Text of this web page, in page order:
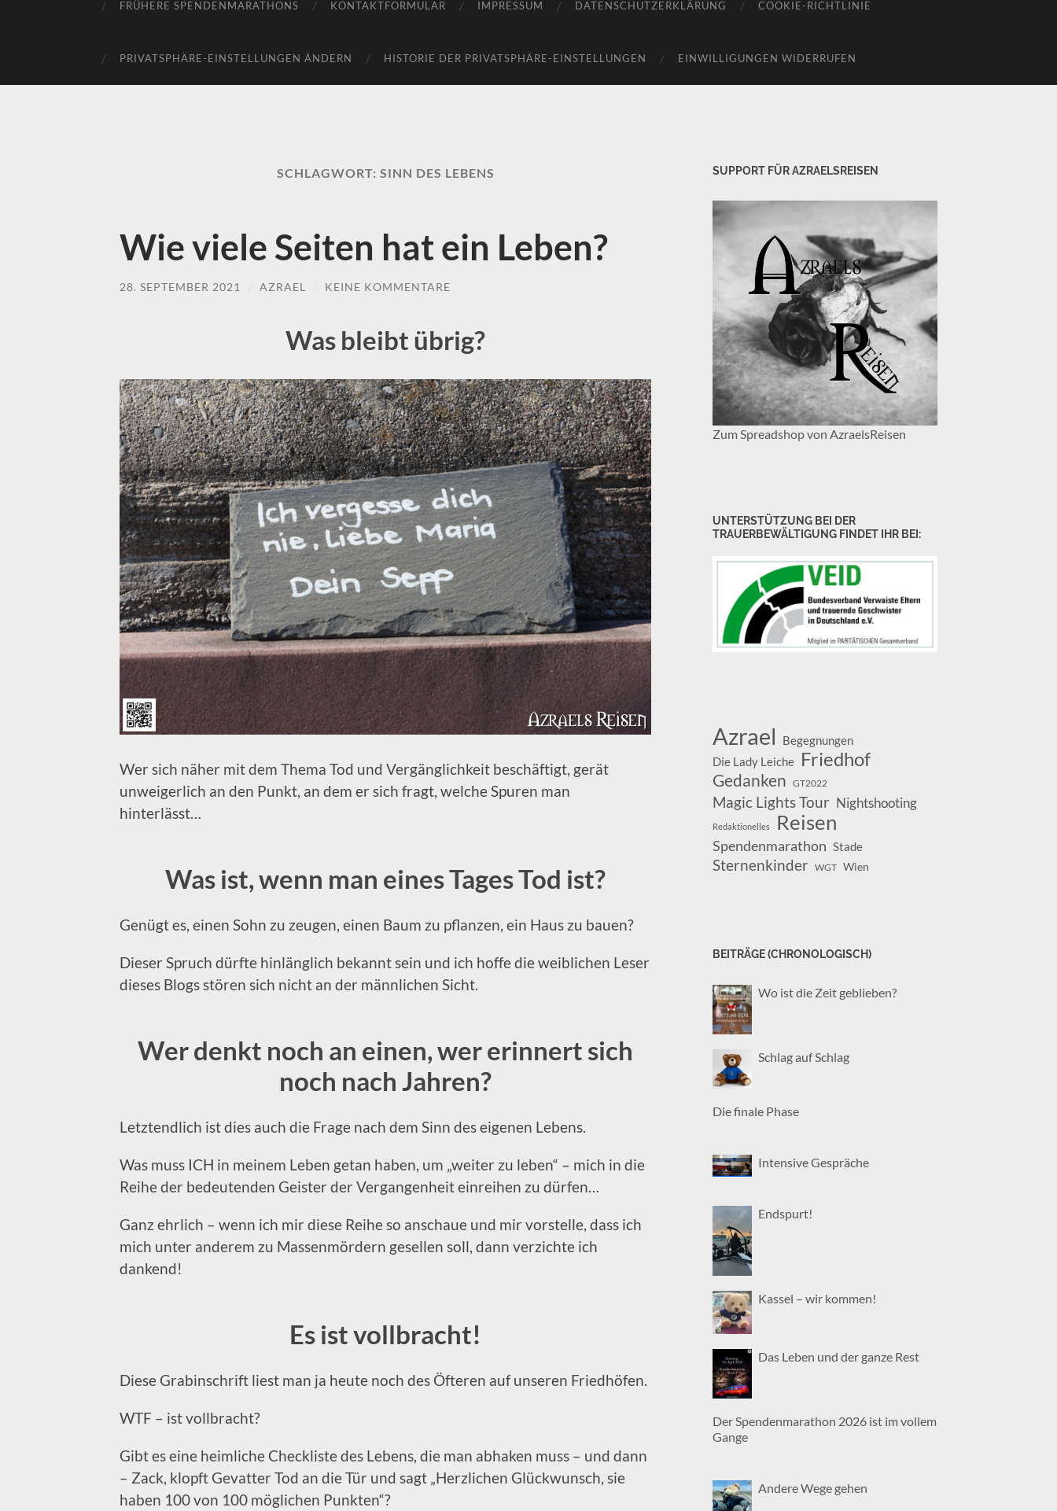
FRÜHERE SPENDENMARATHONS KONTAKTFORMULAR IMPRESSUM DATENSCHUTZERKLÄRUNG COOKIE-RICHTLINIE
PRIVATSPHÄRE-EINSTELLUNGEN ÄNDERN HISTORIE DER PRIVATSPHÄRE-EINSTELLUNGEN EINWILLIGUNGEN WIDERRUFEN
SCHLAGWORT: SINN DES LEBENS
Wie viele Seiten hat ein Leben?
28. SEPTEMBER 2021 AZRAEL KEINE KOMMENTARE
Was bleibt übrig?
Wer sich näher mit dem Thema Tod und Vergänglichkeit beschäftigt, gerät
unweigerlich an den Punkt, an dem er sich fragt, welche Spuren man
hinterlässt…
Was ist, wenn man eines Tages Tod ist?
Genügt es, einen Sohn zu zeugen, einen Baum zu pflanzen, ein Haus zu bauen?
Dieser Spruch dürfte hinlänglich bekannt sein und ich hoffe die weiblichen Leser
dieses Blogs stören sich nicht an der männlichen Sicht.
Wer denkt noch an einen, wer erinnert sich
noch nach Jahren?
Letztendlich ist dies auch die Frage nach dem Sinn des eigenen Lebens.
Was muss ICH in meinem Leben getan haben, um „weiter zu leben“ – mich in die
Reihe der bedeutenden Geister der Vergangenheit einreihen zu dürfen…
Ganz ehrlich – wenn ich mir diese Reihe so anschaue und mir vorstelle, dass ich
mich unter anderem zu Massenmördern gesellen soll, dann verzichte ich
dankend!
Es ist vollbracht!
Diese Grabinschrift liest man ja heute noch des Öfteren auf unseren Friedhöfen.
WTF – ist vollbracht?
Gibt es eine heimliche Checkliste des Lebens, die man abhaken muss – und dann
– Zack, klopft Gevatter Tod an die Tür und sagt „Herzlichen Glückwunsch, sie
haben 100 von 100 möglichen Punkten“?
SUPPORT FÜR AZRAELSREISEN
Zum Spreadshop von AzraelsReisen
UNTERSTÜTZUNG BEI DER
TRAUERBEWÄLTIGUNG FINDET IHR BEI:
Azrael
Begegnungen
Die Lady Leiche Friedhof
Gedanken GT2022
Magic Lights Tour Nightshooting
Redaktionelles Reisen
Spendenmarathon Stade
Sternenkinder WGT Wien
BEITRÄGE (CHRONOLOGISCH)
Wo ist die Zeit geblieben?
Schlag auf Schlag
Die finale Phase
Intensive Gespräche
Endspurt!
Kassel – wir kommen!
Das Leben und der ganze Rest
Der Spendenmarathon 2026 ist im vollem
Gange
Andere Wege gehen